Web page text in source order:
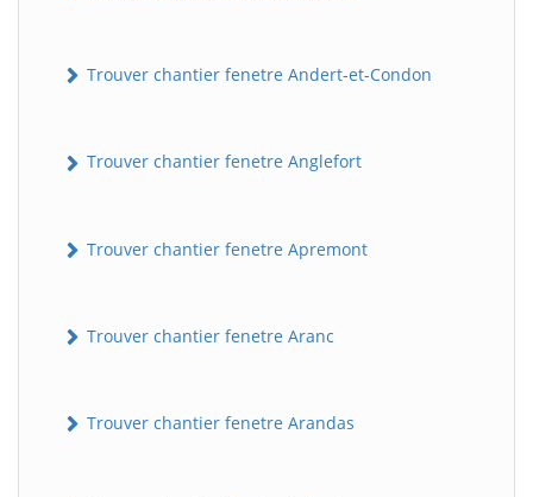
Trouver chantier fenetre Andert-et-Condon
Trouver chantier fenetre Anglefort
Trouver chantier fenetre Apremont
Trouver chantier fenetre Aranc
Trouver chantier fenetre Arandas